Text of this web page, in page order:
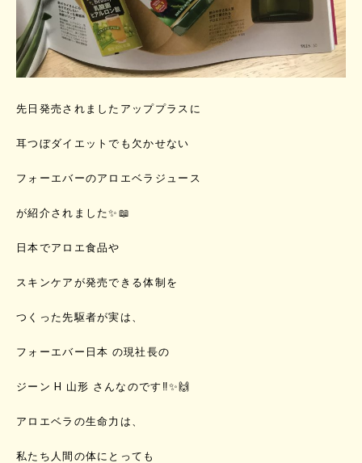
先日発売されましたアッププラスに
耳つぼダイエットでも欠かせない
フォーエバーのアロエベラジュース
が紹介されました✨📖
日本でアロエ食品や
スキンケアが発売できる体制を
つくった先駆者が実は、
フォーエバー日本 の現社長の
ジーン H 山形 さんなのです‼️✨🙌
アロエベラの生命力は、
私たち人間の体にとっても